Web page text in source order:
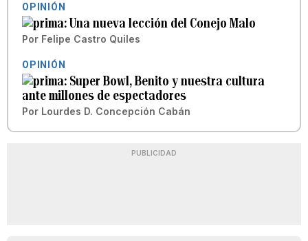
OPINIÓN
Una nueva lección del Conejo Malo
Por Felipe Castro Quiles
OPINIÓN
Super Bowl, Benito y nuestra cultura
ante millones de espectadores
Por Lourdes D. Concepción Cabán
PUBLICIDAD